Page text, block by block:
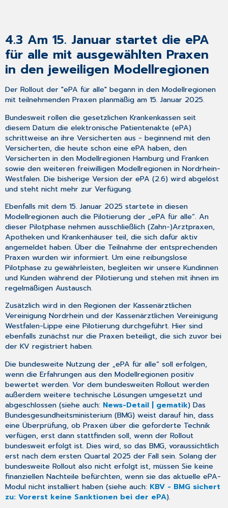
4.3 Am 15. Januar startet die ePA
für alle mit ausgewählten Praxen
in den jeweiligen Modellregionen
Der Rollout der "ePA für alle" begann in den Modellregionen
mit teilnehmenden Praxen planmäßig am 15. Januar 2025.
Bundesweit rollen die gesetzlichen Krankenkassen seit
diesem Datum die elektronische Patientenakte (ePA)
schrittweise an ihre Versicherten aus - beginnend mit den
Versicherten, die heute schon eine ePA haben, den
Versicherten in den Modellregionen Hamburg und Franken
sowie den weiteren freiwilligen Modellregionen in Nordrhein-
Westfalen. Die bisherige Version der ePA (2.6) wird abgelöst
und steht nicht mehr zur Verfügung.
Ebenfalls mit dem 15. Januar 2025 startete in diesen
Modellregionen auch die Pilotierung der „ePA für alle“. An
dieser Pilotphase nehmen ausschließlich (Zahn-)Arztpraxen,
Apotheken und Krankenhäuser teil, die sich dafür aktiv
angemeldet haben. Über die Teilnahme der entsprechenden
Praxen wurden wir informiert. Um eine reibungslose
Pilotphase zu gewährleisten, begleiten wir unsere Kundinnen
und Kunden während der Pilotierung und stehen mit ihnen im
regelmäßigen Austausch.
Zusätzlich wird in den Regionen der Kassenärztlichen
Vereinigung Nordrhein und der Kassenärztlichen Vereinigung
Westfalen-Lippe eine Pilotierung durchgeführt. Hier sind
ebenfalls zunächst nur die Praxen beteiligt, die sich zuvor bei
der KV registriert haben.
Die bundesweite Nutzung der „ePA für alle“ soll erfolgen,
wenn die Erfahrungen aus den Modellregionen positiv
bewertet werden. Vor dem bundesweiten Rollout werden
außerdem weitere technische Lösungen umgesetzt und
abgeschlossen (siehe auch: News-Detail | gematik) Das
Bundesgesundheitsministerium (BMG) weist darauf hin, dass
eine Überprüfung, ob Praxen über die geforderte Technik
verfügen, erst dann stattfinden soll, wenn der Rollout
bundesweit erfolgt ist. Dies wird, so das BMG, voraussichtlich
erst nach dem ersten Quartal 2025 der Fall sein. Solang der
bundesweite Rollout also nicht erfolgt ist, müssen Sie keine
finanziellen Nachteile befürchten, wenn sie das aktuelle ePA-
Modul nicht installiert haben (siehe auch: KBV - BMG sichert
zu: Vorerst keine Sanktionen bei der ePA).